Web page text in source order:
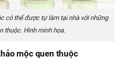
có thể được tự làm tại nhà với những
thuộc. Hình minh họa.
mộc quen thuộc